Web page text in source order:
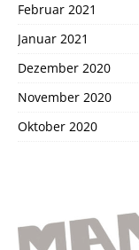
Februar 2021
Januar 2021
Dezember 2020
November 2020
Oktober 2020